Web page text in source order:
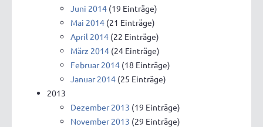
Juni 2014 (19 Einträge)
Mai 2014 (21 Einträge)
April 2014 (22 Einträge)
März 2014 (24 Einträge)
Februar 2014 (18 Einträge)
Januar 2014 (25 Einträge)
2013
Dezember 2013 (19 Einträge)
November 2013 (29 Einträge)